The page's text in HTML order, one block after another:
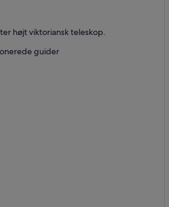
højt viktoriansk teleskop.
guider